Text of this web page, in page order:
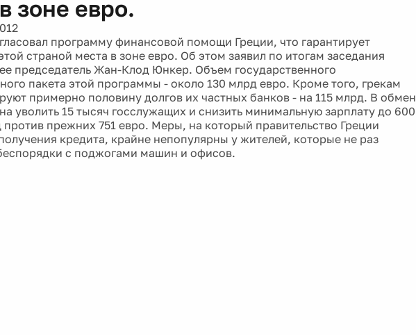
зоне евро.
программу финансовой помощи Греции, что гарантирует
страной места в зоне евро. Об этом заявил по итогам заседания
председатель Жан-Клод Юнкер. Объем государственного
пакета этой программы - около 130 млрд евро. Кроме того, грекам
примерно половину долгов их частных банков - на 115 млрд. В обмен
уволить 15 тысяч госслужащих и снизить минимальную зарплату до 600
против прежних 751 евро. Меры, на который правительство Греции
кредита, крайне непопулярны у жителей, которые не раз
с поджогами машин и офисов.